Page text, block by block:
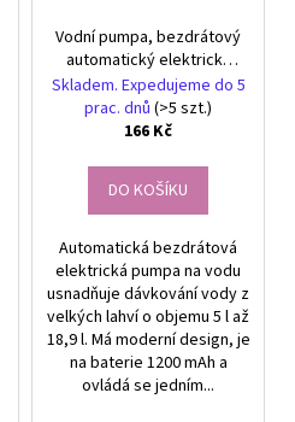
Vodní pumpa, bezdrátový
automatický elektrický
dávkovač
Skladem. Expedujeme do 5
prac. dnů (>5 szt.)
166 Kč
DO KOŠÍKU
Automatická bezdrátová
elektrická pumpa na vodu
usnadňuje dávkování vody z
velkých lahví o objemu 5 l až
18,9 l. Má moderní design, je
na baterie 1200 mAh a
ovládá se jedním...